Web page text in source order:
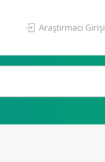
Araştırmacı Girişi